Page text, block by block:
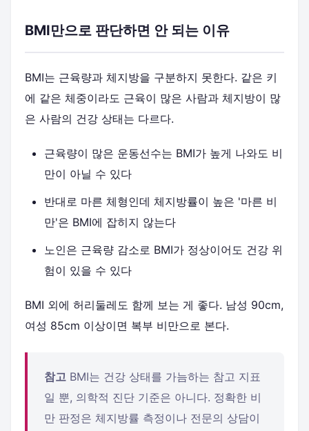
BMI만으로 판단하면 안 되는 이유
BMI는 근육량과 체지방을 구분하지 못한다. 같은 키
에 같은 체중이라도 근육이 많은 사람과 체지방이 많
은 사람의 건강 상태는 다르다.
근육량이 많은 운동선수는 BMI가 높게 나와도 비
만이 아닐 수 있다
반대로 마른 체형인데 체지방률이 높은 '마른 비
만'은 BMI에 잡히지 않는다
노인은 근육량 감소로 BMI가 정상이어도 건강 위
험이 있을 수 있다
BMI 외에 허리둘레도 함께 보는 게 좋다. 남성 90cm,
여성 85cm 이상이면 복부 비만으로 본다.
참고 BMI는 건강 상태를 가늠하는 참고 지표
일 뿐, 의학적 진단 기준은 아니다. 정확한 비
만 판정은 체지방률 측정이나 전문의 상담이